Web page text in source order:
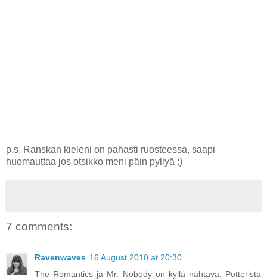
p.s. Ranskan kieleni on pahasti ruosteessa, saapi
huomauttaa jos otsikko meni päin pyllyä ;)
7 comments:
Ravenwaves 16 August 2010 at 20:30
The Romantics ja Mr. Nobody on kyllä nähtävä, Potterista